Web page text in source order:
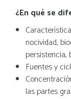
¿En qué se
nocividad,
persistencia,
Fuentes y
las partes